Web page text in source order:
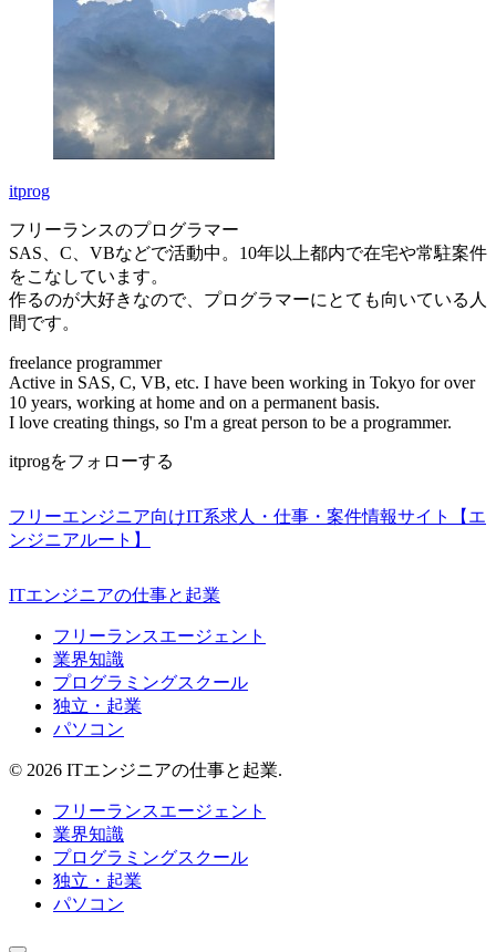
itprog
フリーランスのプログラマー
SAS、C、VBなどで活動中。10年以上都内で在宅や常駐案件
をこなしています。
作るのが大好きなので、プログラマーにとても向いている人
間です。
freelance programmer
Active in SAS, C, VB, etc. I have been working in Tokyo for over
10 years, working at home and on a permanent basis.
I love creating things, so I'm a great person to be a programmer.
itprogをフォローする
フリーエンジニア向けIT系求人・仕事・案件情報サイト【エ
ンジニアルート】
ITエンジニアの仕事と起業
フリーランスエージェント
業界知識
プログラミングスクール
独立・起業
パソコン
© 2026 ITエンジニアの仕事と起業.
フリーランスエージェント
業界知識
プログラミングスクール
独立・起業
パソコン